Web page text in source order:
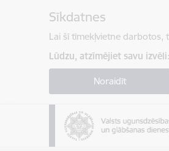
Sīkdatnes
Lai šī tīmekļvietne darbotos,
Lūdzu, atzīmējiet savu izvēli:
Noraidīt